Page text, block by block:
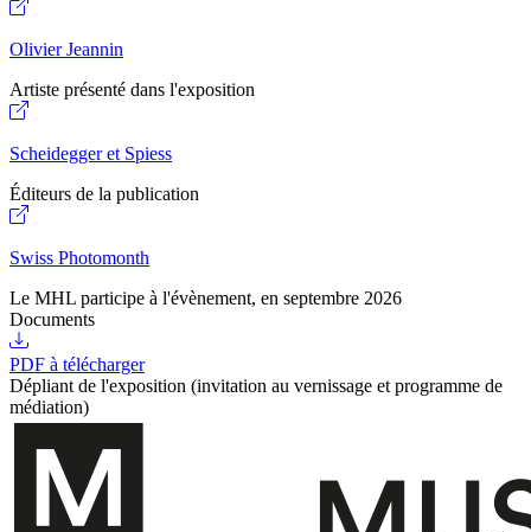
Olivier Jeannin
Artiste présenté dans l'exposition
Scheidegger et Spiess
Éditeurs de la publication
Swiss Photomonth
Le MHL participe à l'évènement, en septembre 2026
Documents
PDF à télécharger
Dépliant de l'exposition (invitation au vernissage et programme de
médiation)